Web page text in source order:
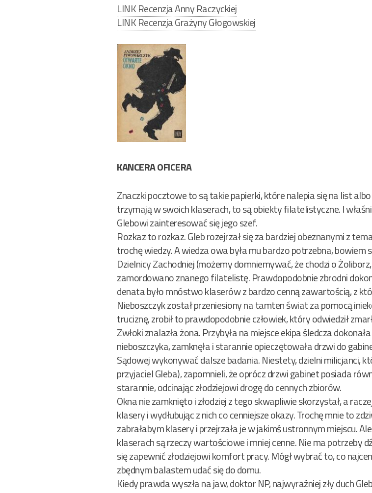
LINK Recenzja Anny Raczyckiej
LINK Recenzja Grażyny Głogowskiej
KANCERA OFICERA
Znaczki pocztowe to są takie papierki, które nalepia się na list
trzymają w swoich klaserach, to są obiekty filatelistyczne. I
Glebowi zainteresować się jego szef.
Rozkaz to rozkaz. Gleb rozejrzał się za bardziej obeznanymi z
trochę wiedzy. A wiedza owa była mu bardzo potrzebna,
Dzielnicy Zachodniej (możemy domniemywać, że chodzi o
zamordowano znanego filatelistę. Prawdopodobnie zbrodni
denata było mnóstwo klaserów z bardzo cenną zawartością, z
Nieboszczyk został przeniesiony na tamten świat za pomocą
truciznę, zrobił to prawdopodobnie człowiek, który odwiedził
Zwłoki znalazła żona. Przybyła na miejsce ekipa śledcza
nieboszczyka, zamknęła i starannie opieczętowała drzwi do
Sądowej wykonywać dalsze badania. Niestety, dzielni milicjanci,
przyjaciel Gleba), zapomnieli, że oprócz drzwi gabinet posiada
starannie, odcinając złodziejowi drogę do cennych zbiorów.
Okna nie zamknięto i złodziej z tego skwapliwie skorzystał, a
klasery i wydłubując z nich co cenniejsze okazy. Trochę mnie to
zabrałabym klasery i przejrzała je w jakimś ustronnym miejscu.
klaserach są rzeczy wartościowe i mniej cenne. Nie ma potrzeby
się zapewnić złodziejowi komfort pracy. Mógł wybrać to, co
zbędnym balastem udać się do domu.
Kiedy prawda wyszła na jaw, doktor NP, najwyraźniej zły duch